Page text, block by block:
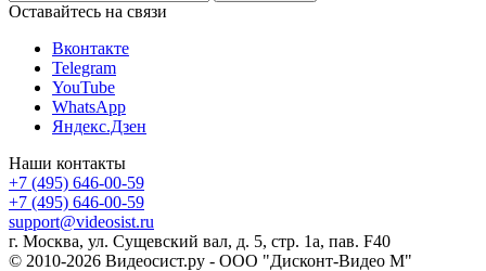
Оставайтесь на связи
Вконтакте
Telegram
YouTube
WhatsApp
Яндекс.Дзен
Наши контакты
+7 (495) 646-00-59
+7 (495) 646-00-59
support@videosist.ru
г. Москва, ул. Сущевский вал, д. 5, стр. 1а, пав. F40
© 2010-2026 Видеосист.ру - ООО "Дисконт-Видео М"